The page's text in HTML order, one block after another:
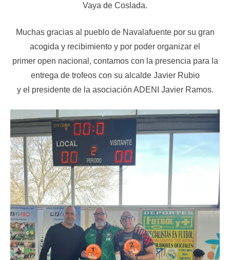
Vaya de Coslada.
Muchas gracias al pueblo de Navalafuente por su gran
acogida y recibimiento y por poder organizar el
primer open nacional, contamos con la presencia para la
entrega de trofeos con su alcalde Javier Rubio
y el presidente de la asociación ADENI Javier Ramos.